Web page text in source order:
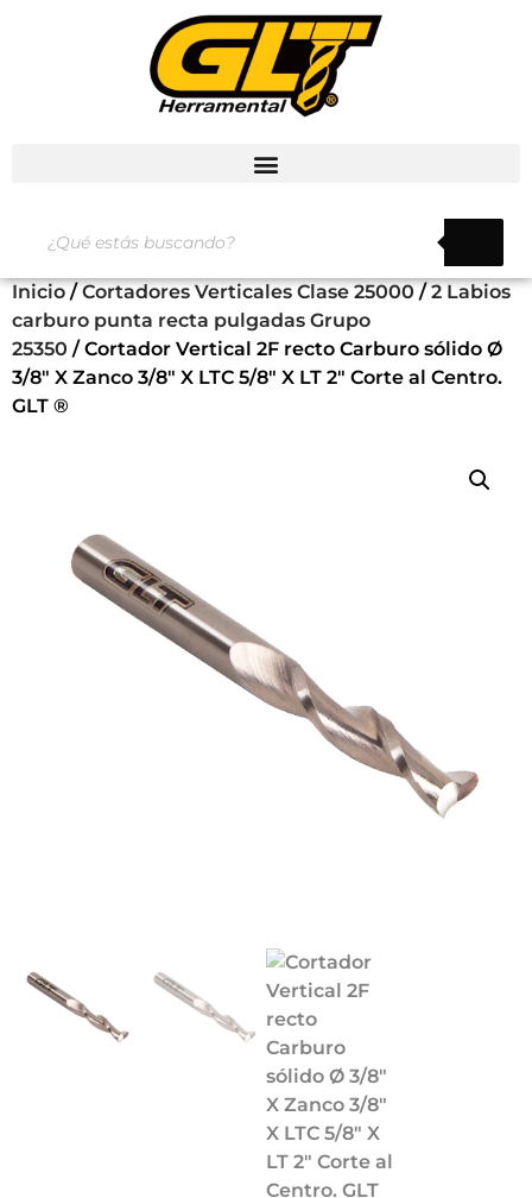
Inicio / Cortadores Verticales Clase 25000 / 2 Labios
carburo punta recta pulgadas Grupo
25350 / Cortador Vertical 2F recto Carburo sólido Ø
3/8″ X Zanco 3/8″ X LTC 5/8″ X LT 2″ Corte al Centro.
GLT ®